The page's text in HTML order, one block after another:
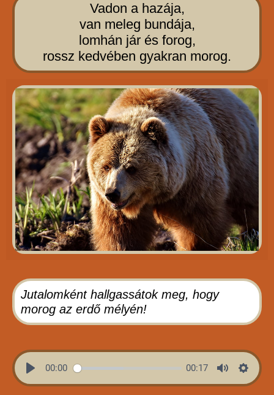
Vadon a hazája,
van meleg bundája,
lomhán jár és forog,
rossz kedvében gyakran morog.
Jutalomként hallgassátok meg, hogy
morog az erdő mélyén!
00:00 00:17